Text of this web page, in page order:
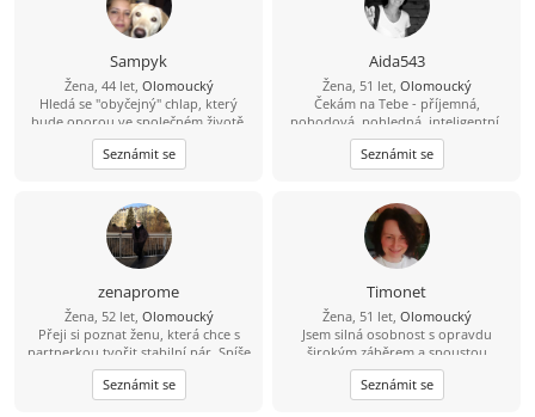
Sampyk
Žena, 44 let, Olomoucký
Hledá se "obyčejný" chlap, který
bude oporou ve společném životě.
Seznámit se
Aida543
Žena, 51 let, Olomoucký
Čekám na Tebe - příjemná,
pohodová, pohledná, inteligentní,
vyrovnaná “Ženo” s nadhledem Tobě
vlastním...
Seznámit se
zenaprome
Žena, 52 let, Olomoucký
Přeji si poznat ženu, která chce s
partnerkou tvořit stabilní pár. Spíše
rodinný typ, milou, klidnou,
usměvavou... Přeji si, aby naše
vnitřní světy splynuly v jeden celek,
Seznámit se
Timonet
Žena, 51 let, Olomoucký
Jsem silná osobnost s opravdu
širokým záběrem a spoustou
energie. Mám v sobě ale i nejistou
část, co dokáže pochybovat a být
úplně ztracená. Potřebuji najít
Seznámit se